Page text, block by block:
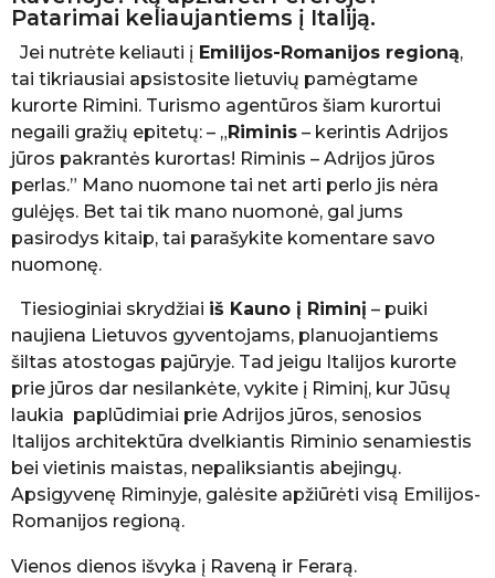
e
b
ė
K
e
l
i
a
u
t
o
j
Patarimai keliaujantiems į Italiją.
Jei nutrėte keliauti į Emilijos-Romanijos regioną,
tai tikriausiai apsistosite lietuvių pamėgtame
kurorte Rimini. Turismo agentūros šiam kurortui
negaili gražių epitetų: – „Riminis – kerintis Adrijos
jūros pakrantės kurortas! Riminis – Adrijos jūros
perlas.” Mano nuomone tai net arti perlo jis nėra
gulėjęs. Bet tai tik mano nuomonė, gal jums
pasirodys kitaip, tai parašykite komentare savo
nuomonę.
Tiesioginiai skrydžiai iš Kauno į Riminį – puiki
naujiena Lietuvos gyventojams, planuojantiems
šiltas atostogas pajūryje. Tad jeigu Italijos kurorte
prie jūros dar nesilankėte, vykite į Riminį, kur Jūsų
laukia paplūdimiai prie Adrijos jūros, senosios
Italijos architektūra dvelkiantis Riminio senamiestis
bei vietinis maistas, nepaliksiantis abejingų.
Apsigyvenę Riminyje, galėsite apžiūrėti visą Emilijos-
Romanijos regioną.
Vienos dienos išvyka į Raveną ir Ferarą.